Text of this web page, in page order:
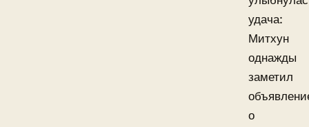
удача:
Митхун
однажды
заметил
о